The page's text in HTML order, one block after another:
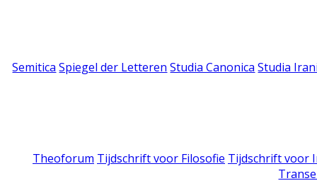
Semitica Spiegel der Letteren Studia Canonica Studia
Theoforum Tijdschrift voor Filosofie Tijdschrift voor